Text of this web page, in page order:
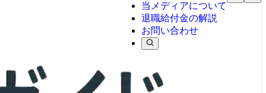
当メディアについて
退職給付金の解説
お問い合わせ